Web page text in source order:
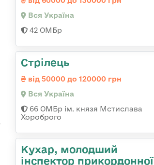
Вся Україна
42 ОМБр
Стрілець
від 50000 до 120000 грн
Вся Україна
66 ОМБр ім. князя Мстислава
Хороброго
Кухар, молодший
інспектор прикордонної